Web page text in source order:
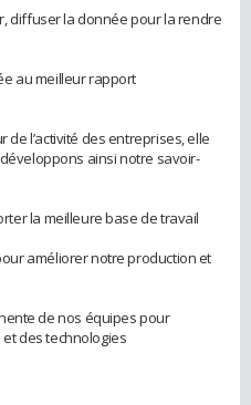
diffuser la donnée pour la rendre
au meilleur rapport
l’activité des entreprises, elle
ainsi notre savoir-
la meilleure base de travail
améliorer notre production et
de nos équipes pour
des technologies